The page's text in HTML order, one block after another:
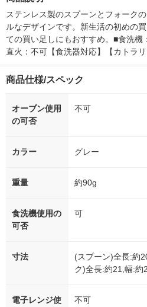
ステンレス製のスプーンとフォーク
ルなデザインです。新生活の初めの
ての買い足しにもおすすめ。■食洗機
直火：不可【食洗器対応】【カトラリ
商品仕様/スペック
オーブン使用
の可否
不可
カラー グレー
重量 約90g
食洗機使用の
可否
可
寸法
(スプーン)全長:約
ク)全長:約21,幅:約
電子レンジ使
不可